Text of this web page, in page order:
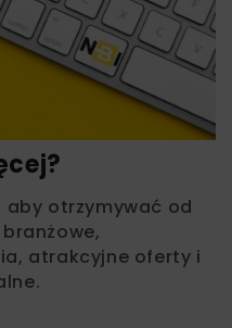
aby otrzymywać od
atrakcyjne oferty i